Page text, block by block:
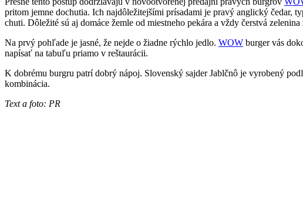
pritom jemne dochutia. Ich najdôležitejšími prísadami je pravý anglický čedar,
chuti. Dôležité sú aj domáce žemle od miestneho pekára a vždy čerstvá
Na prvý pohľade je jasné, že nejde o žiadne rýchlo jedlo. WOW burger vás
napísať na tabuľu priamo v reštaurácii.
K dobrému burgru patrí dobrý nápoj. Slovenský sajder Jablčnô je vyrobený
kombinácia.
Text a foto: PR